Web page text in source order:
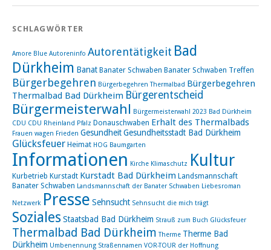
SCHLAGWÖRTER
Amore Blue Autoreninfo Autorentätigkeit Bad
Dürkheim Banat Banater Schwaben Banater Schwaben Treffen
Bürgerbegehren Bürgerbegehren Thermalbad Bürgerbegehren
Thermalbad Bad Dürkheim Bürgerentscheid
Bürgermeisterwahl Bürgermeisterwahl 2023 Bad Dürkheim
CDU CDU Rheinland Pfalz Donauschwaben Erhalt des Thermalbads
Frauen wagen Frieden GesundheitGesundheitsstadt Bad Dürkheim
Glücksfeuer Heimat HOG Baumgarten
Informationen Kirche Klimaschutz Kultur
Kurbetrieb Kurstadt Kurstadt Bad Dürkheim Landsmannschaft
Banater Schwaben Landsmannschaft der Banater Schwaben Liebesroman
Netzwerk Presse Sehnsucht Sehnsucht die mich trägt
Soziales Staatsbad Bad Dürkheim Strauß zum Buch Glücksfeuer
Thermalbad Bad Dürkheim Therme Therme Bad
Dürkheim Umbenennung Straßennamen VOR-TOUR der Hoffnung